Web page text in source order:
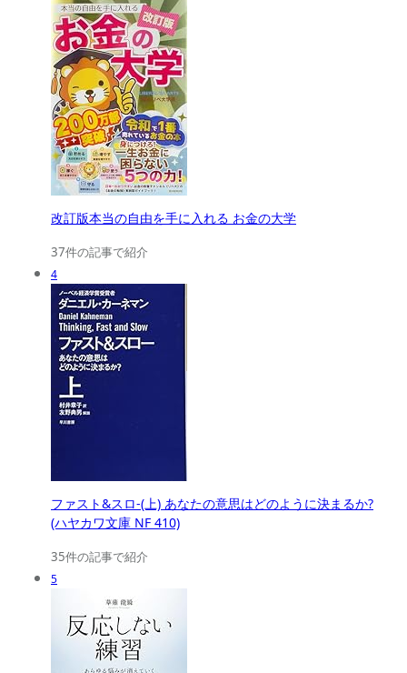
改訂版本当の自由を手に入れる お金の大学
37件の記事で紹介
4
ファスト&スロ-(上) あなたの意思はどのように決まるか?
(ハヤカワ文庫 NF 410)
35件の記事で紹介
5